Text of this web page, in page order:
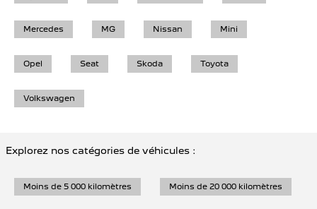
Mercedes MG Nissan Mini
Opel Seat Skoda Toyota
Volkswagen
Explorez nos catégories de véhicules :
Moins de 5 000 kilomètres Moins de 20 000 kilomètres